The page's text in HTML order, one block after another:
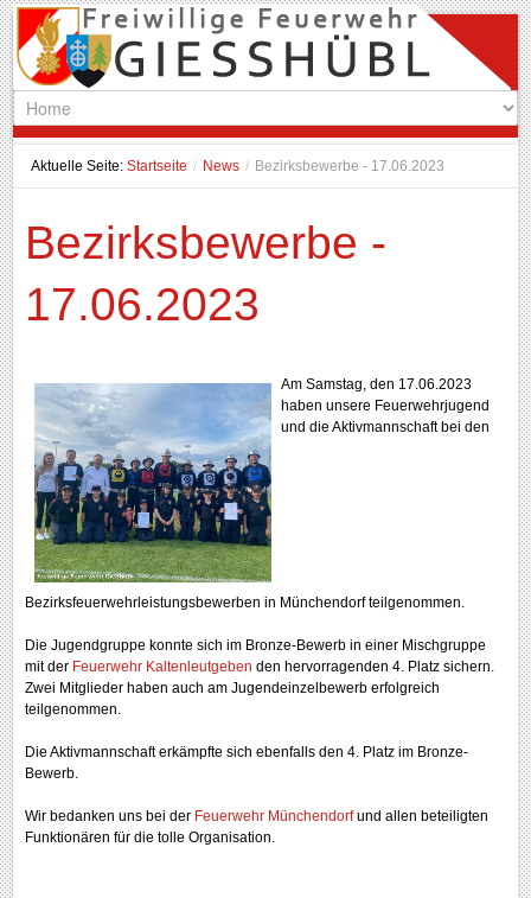
Aktuelle Seite:Startseite / News / Bezirksbewerbe - 17.06.2023
Bezirksbewerbe -
17.06.2023
Am Samstag, den 17.06.2023
haben unsere Feuerwehrjugend
und die Aktivmannschaft bei den
Bezirksfeuerwehrleistungsbewerben in Münchendorf teilgenommen.
Die Jugendgruppe konnte sich im Bronze-Bewerb in einer Mischgruppe
mit der Feuerwehr Kaltenleutgeben den hervorragenden 4. Platz sichern.
Zwei Mitglieder haben auch am Jugendeinzelbewerb erfolgreich
teilgenommen.
DieAktivmannschaft erkämpfte sich ebenfalls den 4. Platz im Bronze-
Bewerb.
Wir bedanken uns bei der Feuerwehr Münchendorfund allen beteiligten
Funktionären für die tolle Organisation.